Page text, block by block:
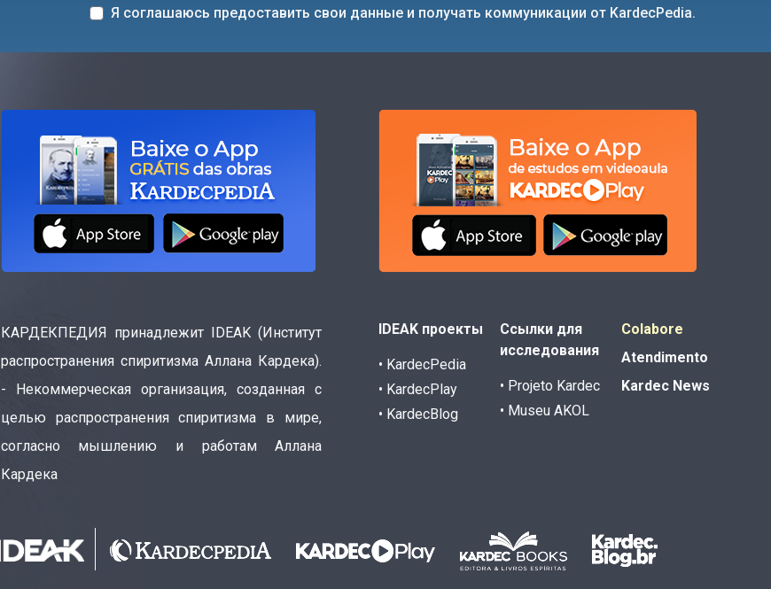
Я соглашаюсь предоставить свои данные и получать коммуникации от KardecPedia.
КАРДЕКПЕДИЯ принадлежит IDEAK (Институт
распространения спиритизма Аллана Кардека).
- Некоммерческая организация, созданная с
целью распространения спиритизма в мире,
согласно мышлению и работам Аллана
Кардека
IDEAK проекты
• KardecPedia
• KardecPlay
• KardecBlog
Ссылки для
исследования
• Projeto Kardec
• Museu AKOL
Colabore
Atendimento
Kardec News